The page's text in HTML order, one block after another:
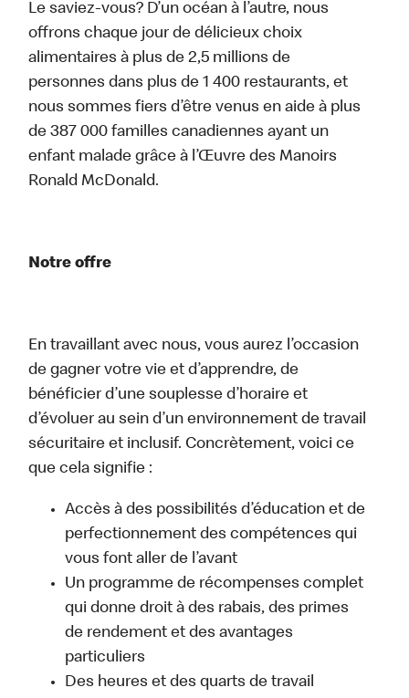
Le saviez-vous? D’un océan à l’autre, nous
offrons chaque jour de délicieux choix
alimentaires à plus de 2,5 millions de
personnes dans plus de 1 400 restaurants, et
nous sommes fiers d’être venus en aide à plus
de 387 000 familles canadiennes ayant un
enfant malade grâce à l’Œuvre des Manoirs
Ronald McDonald.
Notre offre
En travaillant avec nous, vous aurez l’occasion
de gagner votre vie et d’apprendre, de
bénéficier d’une souplesse d’horaire et
d’évoluer au sein d’un environnement de travail
sécuritaire et inclusif. Concrètement, voici ce
que cela signifie :
Accès à des possibilités d’éducation et de
perfectionnement des compétences qui
vous font aller de l’avant
Un programme de récompenses complet
qui donne droit à des rabais, des primes
de rendement et des avantages
particuliers
Des heures et des quarts de travail